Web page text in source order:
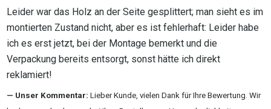
Leider war das Holz an der Seite gesplittert; man sieht es im
montierten Zustand nicht, aber es ist fehlerhaft: Leider habe
ich es erst jetzt, bei der Montage bemerkt und die
Verpackung bereits entsorgt, sonst hätte ich direkt
reklamiert!
Unser Kommentar: Lieber Kunde, vielen Dank für Ihre Bewertung. Wir